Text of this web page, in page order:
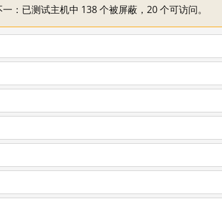
：已测试主机中 138 个被屏蔽，20 个可访问。